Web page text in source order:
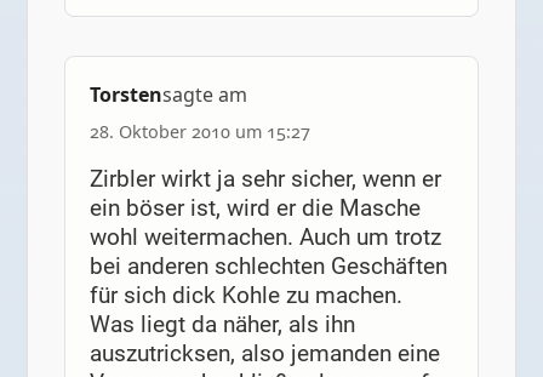
Torstensagte am
28. Oktober 2010 um 15:27
Zirbler wirkt ja sehr sicher, wenn er
ein böser ist, wird er die Masche
wohl weitermachen. Auch um trotz
bei anderen schlechten Geschäften
für sich dick Kohle zu machen.
Was liegt da näher, als ihn
auszutricksen, also jemanden eine